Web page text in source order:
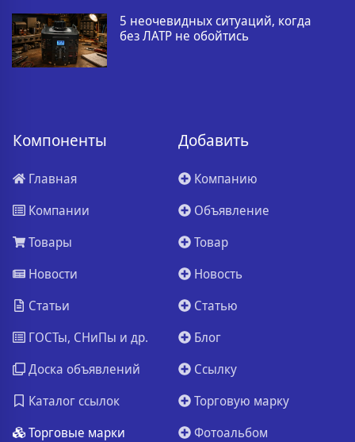
5 неочевидных ситуаций, когда
без ЛАТР не обойтись
Компоненты
Главная
Компании
Товары
Новости
Статьи
ГОСТы, СНиПы и др.
Доска объявлений
Каталог ссылок
Торговые марки
Добавить
Компанию
Объявление
Товар
Новость
Статью
Блог
Ссылку
Торговую марку
Фотоальбом